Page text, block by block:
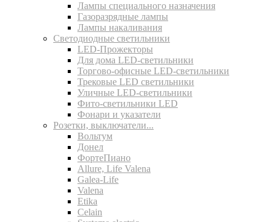
Лампы специального назначения
Газоразрядные лампы
Лампы накаливания
Светодиодные светильники
LED-Прожекторы
Для дома LED-светильники
Торгово-офисные LED-светильники
Трековые LED светильники
Уличные LED-светильники
Фито-светильники LED
Фонари и указатели
Розетки, выключатели...
Вольтум
Донел
ФортеПиано
Allure, Life Valena
Galea-Life
Valena
Etika
Celain